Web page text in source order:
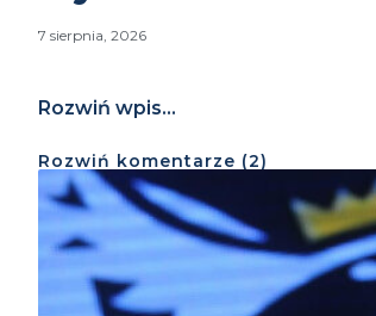
7 sierpnia, 2026
Rozwiń wpis...
Rozwiń komentarze (2)